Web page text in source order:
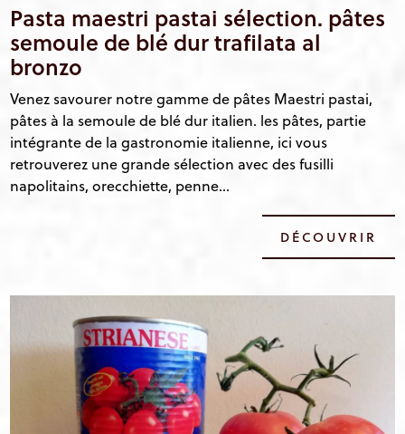
Pasta maestri pastai sélection. pâtes
semoule de blé dur trafilata al
bronzo
Venez savourer notre gamme de pâtes Maestri pastai,
pâtes à la semoule de blé dur italien. les pâtes, partie
intégrante de la gastronomie italienne, ici vous
retrouverez une grande sélection avec des fusilli
napolitains, orecchiette, penne...
DÉCOUVRIR